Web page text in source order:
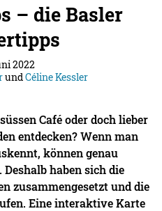
– die Basler
2022
undCéline Kessler
Café oder doch lieber
entdecken? Wenn man
können genau
haben sich die
zusammengesetzt und die
Eine interaktive Karte